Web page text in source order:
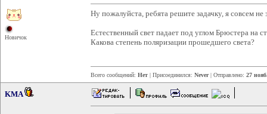
Новичок
Ну пожалуйста, ребята решите задачку, я совсем не
Естественный свет падает под углом Брюстера на
Какова степень поляризации прошедшего света?
Всего сообщений: Нет | Присоединился: Never| Отправлено: 27
KMA